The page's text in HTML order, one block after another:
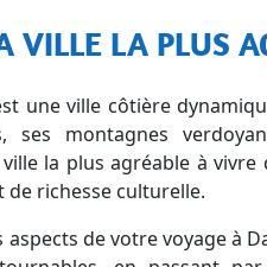
VILLE LA PLUS
une ville côtière
ses montagnes
la plus agréable à vivre
richesse culturelle.
de votre voyage à